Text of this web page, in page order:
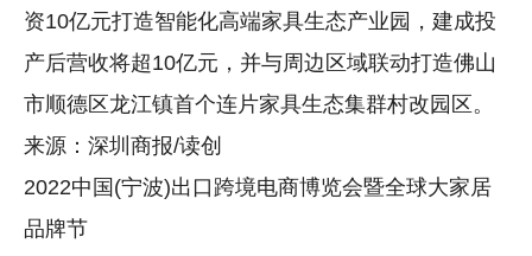
资10亿元打造智能化高端家具生态产业园，建成投
产后营收将超10亿元，并与周边区域联动打造佛山
市顺德区龙江镇首个连片家具生态集群村改园区。
来源：深圳商报/读创
2022中国(宁波)出口跨境电商博览会暨全球大家居
品牌节